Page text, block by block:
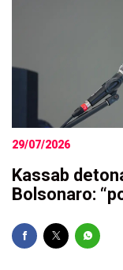
29/07/2026
Kassab
Bolsonaro: